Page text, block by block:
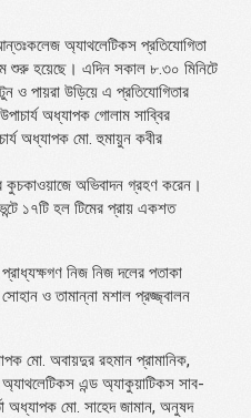
অ্যাথলেটিকস প্রতিযোগিতা
শুরু হয়েছে। এদিন সকাল ৮.৩০ মিনিটে
ও পায়রা উড়িয়ে এ প্রতিযোগিতার
অধ্যাপক গোলাম সাব্বির
অধ্যাপক মো. হুমায়ুন কবীর
কুচকাওয়াজে অভিবাদন গ্রহণ করেন।
১৭টি হল টিমের প্রায় একশত
নিজ নিজ দলের পতাকা
ও তামান্না মশাল প্রজ্জ্বালন
মো. অবায়দুর রহমান প্রামানিক,
এন্ড অ্যাকুয়াটিকস সাব-
অধ্যাপক মো. সাহেদ জামান, অনুষদ